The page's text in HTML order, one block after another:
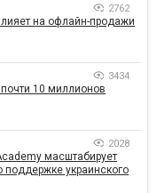
2762
на офлайн-продажи
3434
10 миллионов
2028
масштабирует
поддержке украинского